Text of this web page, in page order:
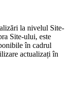
la nivelul Site-
Site-ului, este
în cadrul
actualizați în